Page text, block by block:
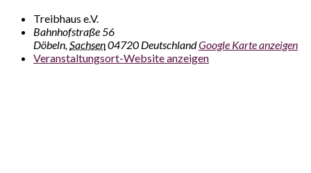
Treibhaus e.V.
Bahnhofstraße 56
Döbeln,Sachsen04720 DeutschlandGoogle Karte anzeigen
Veranstaltungsort-Website anzeigen